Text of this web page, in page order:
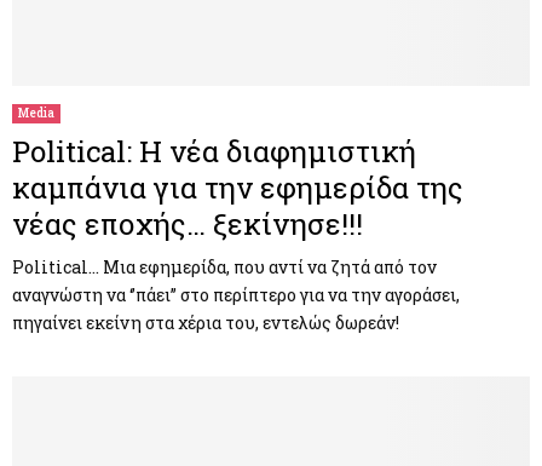
Media
Political: Η νέα διαφημιστική
καμπάνια για την εφημερίδα της
νέας εποχής… ξεκίνησε!!!
Political… Μια εφημερίδα, που αντί να ζητά από τον
αναγνώστη να ‘’πάει’’ στο περίπτερο για να την αγοράσει,
πηγαίνει εκείνη στα χέρια του, εντελώς δωρεάν!